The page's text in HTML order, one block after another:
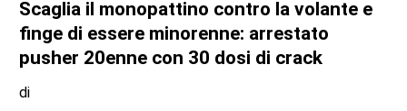
Scaglia il monopattino contro la volante e
finge di essere minorenne: arrestato
pusher 20enne con 30 dosi di crack
di